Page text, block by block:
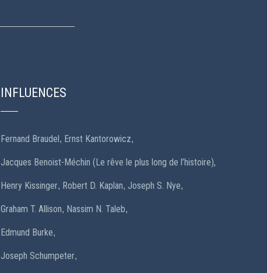
INFLUENCES
Fernand Braudel, Ernst Kantorowicz,
Jacques Benoist-Méchin (Le rêve le plus long de l’histoire),
Henry Kissinger, Robert D. Kaplan, Joseph S. Nye,
Graham T. Allison, Nassim N. Taleb,
Edmund Burke,
Joseph Schumpeter,